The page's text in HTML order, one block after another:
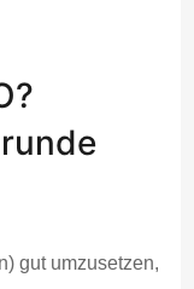
gut umzusetzen,